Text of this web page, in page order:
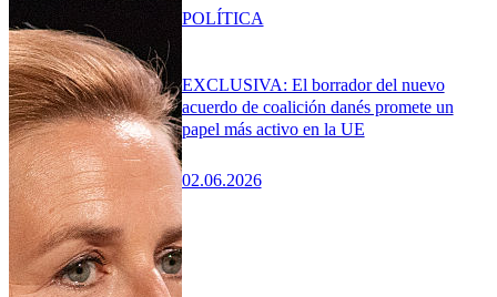
EXCLUSIVA: El borrador del nuevo
acuerdo de coalición danés promete un
papel más activo en la UE
02.06.2026
POLÍTICA